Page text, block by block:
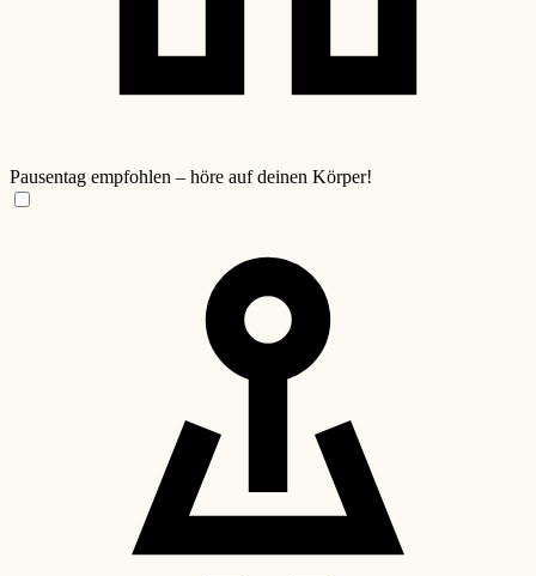
Pausentag empfohlen – höre auf deinen Körper!